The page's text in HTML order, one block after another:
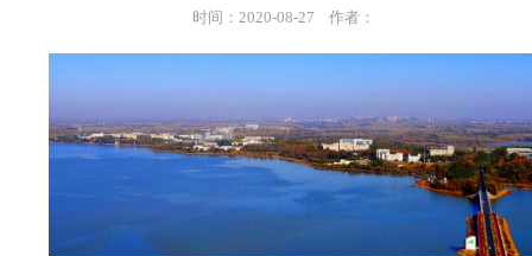
时间：2020-08-27 作者：